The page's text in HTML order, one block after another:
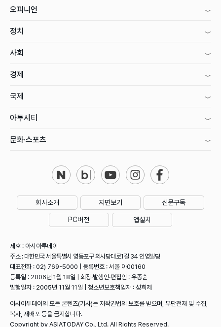
오피니언
정치
사회
경제
국제
아투시티
문화·스포츠
회사소개 지면보기 신문구독
PC버전 앱설치
제호 : 아시아투데이
주소 : 대한민국 서울특별시 영등포구 의사당대로1길 34 인영빌딩
대표전화 : 02) 769-5000 | 등록번호 : 서울 아00160
등록일 : 2006년 1월 18일 | 회장·발행인·편집인 : 우종순
발행일자 : 2005년 11월 11일 | 청소년보호책임자 : 성희제
아시아투데이의 모든 콘텐츠(기사)는 저작권법의 보호를 받으며, 무단전재 및 수집,
복사, 재배포 등을 금지합니다.
Copyright by ASIATODAY Co., Ltd. All Rights Reserved.